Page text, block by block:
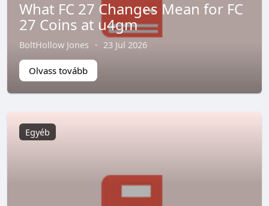
What FC 27 Changes Mean for FC
27 Coins at u4gm
BoltHollow Jones · 23 Jul 2026
Olvass tovább
Egyéb